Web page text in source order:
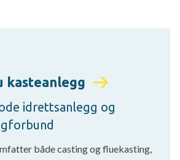
kasteanlegg
idrettsanlegg og
både casting og fluekasting,